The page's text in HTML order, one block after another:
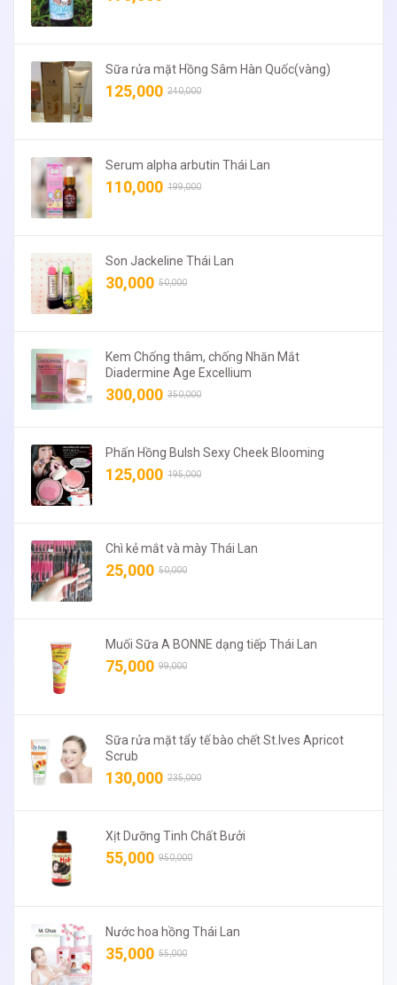
Sữa rửa mặt Hồng Sâm Hàn Quốc(vàng)
125,000 240,000
Serum alpha arbutin Thái Lan
110,000 199,000
Son Jackeline Thái Lan
30,000 50,000
Kem Chống thâm, chống Nhăn Mắt
Diadermine Age Excellium
300,000 350,000
Phấn Hồng Bulsh Sexy Cheek Blooming
125,000 195,000
Chì kẻ mắt và mày Thái Lan
25,000 50,000
Muối Sữa A BONNE dạng tiếp Thái Lan
75,000 99,000
Sữa rửa mặt tẩy tế bào chết St.Ives Apricot
Scrub
130,000 235,000
Xịt Dưỡng Tinh Chất Bưởi
55,000 950,000
Nước hoa hồng Thái Lan
35,000 55,000